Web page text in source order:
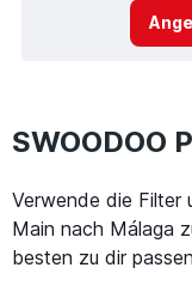
SWOODOO
Verwende die Filter
Main nach Málaga
besten zu dir